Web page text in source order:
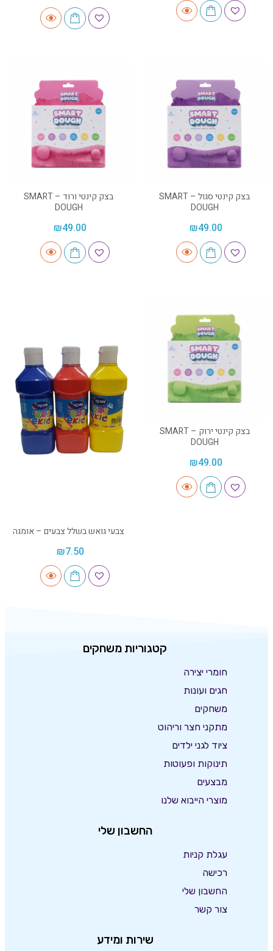
בצק קינטי סגול – SMART
DOUGH
₪49.00
בצק קינטי ורוד – SMART
DOUGH
₪49.00
בצק קינטי ירוק – SMART
DOUGH
₪49.00
צבעי גואש בשלל צבעים – אומגה
₪7.50
קטגוריות משחקים
חומרי יצירה
חגים ועונות
משחקים
מתקני חצר וריהוט
ציוד לגני ילדים
תינוקות ופעוטות
מבצעים
מוצרי הייבוא שלנו
החשבון שלי
עגלת קניות
רכישה
החשבון שלי
צור קשר
שירות ומידע